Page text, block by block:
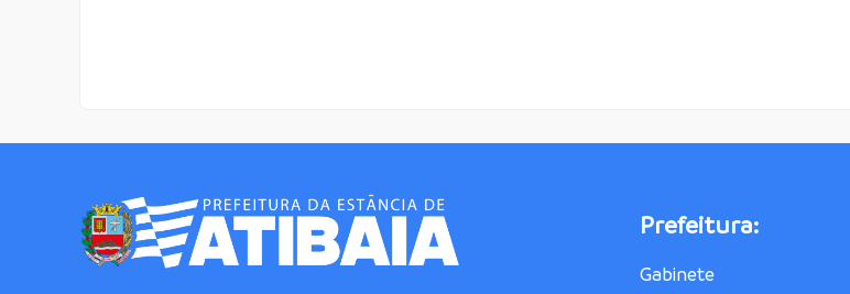
Prefeitura:
Gabinete